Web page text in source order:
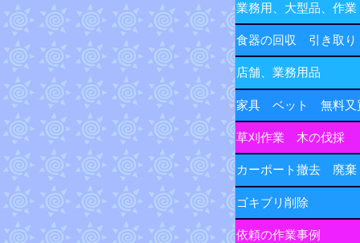
業務用、大型品、作業
食器の回収 引き取り
店舗、業務用品
家具 ベット 無料又
草刈作業 木の伐採
カーポート撤去 廃棄
ゴキブリ削除
依頼の作業事例